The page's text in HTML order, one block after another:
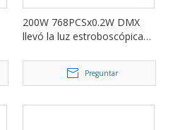
200W 768PCSx0.2W DMX
llevó la luz estroboscópica
Party Show FD-ST200
Preguntar